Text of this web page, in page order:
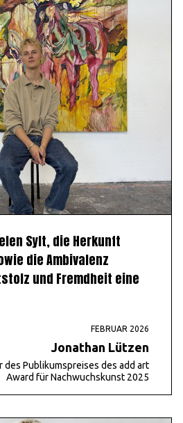
Sylt, die Herkunft
die Ambivalenz
und Fremdheit eine
FEBRUAR 2026
Jonathan Lützen
des Publikumspreises des add art
Award für Nachwuchskunst 2025